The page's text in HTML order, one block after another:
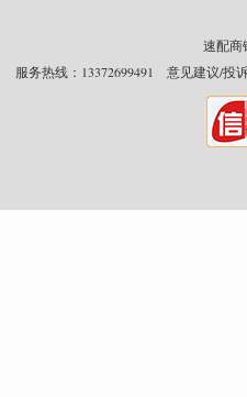
速配商
服务热线：13372699491 意见建议/投